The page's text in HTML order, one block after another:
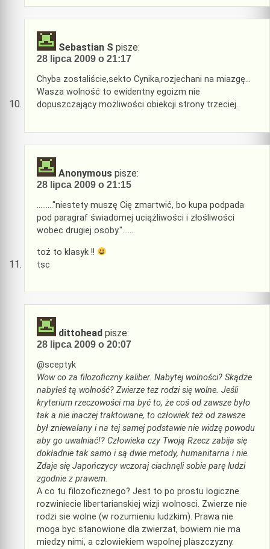
Sebastian S pisze:
28 lipca 2009 o 21:17
Chyba zostaliście,sekto Cynika,rozjechani na miazgę…
Wasza wolność to ewidentny egoizm nie
dopuszczający możliwości obiekcji strony trzeciej.
Anonymous pisze:
28 lipca 2009 o 21:15
………"niestety muszę Cię zmartwić, bo kupa podpada
pod paragraf świadomej uciążliwości i złośliwości
wobec drugiej osoby."…….
toż to klasyk !!
tsc
dittohead pisze:
28 lipca 2009 o 20:07
@sceptyk
Wow co za filozoficzny kaliber. Nabytej wolności? Skądże
nabyłeś tą wolność? Zwierze tez rodzi się wolne. Jeśli
kryterium rzeczowości ma być to, że coś od zawsze było
tak a nie inaczej traktowane, to człowiek też od zawsze
był zniewalany i na tej samej podstawie nie widzę powodu
aby go uwalniać!? Człowieka czy Twoją Rzecz zabija się
dokładnie tak samo i są dwie metody, humanitarna i nie.
Zdaje się Japończycy wczoraj ciachnęli sobie parę ludzi
zgodnie z prawem.
A co tu filozoficznego? Jest to po prostu logiczne
rozwiniecie libertarianskiej wizji wolnosci. Zwierze nie
rodzi sie wolne (w rozumieniu ludzkim). Prawa nie
moga byc stanowione dla zwierzat, bowiem nie ma
miedzy nimi, a czlowiekiem wspolnej plaszczyzny.